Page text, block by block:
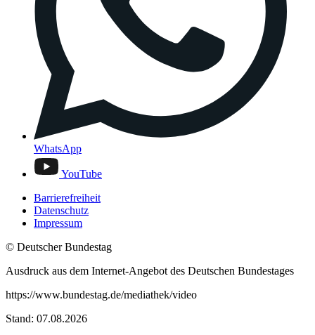
WhatsApp
YouTube
Barrierefreiheit
Datenschutz
Impressum
© Deutscher Bundestag
Ausdruck aus dem Internet-Angebot des Deutschen Bundestages
https://www.bundestag.de/mediathek/video
Stand: 07.08.2026